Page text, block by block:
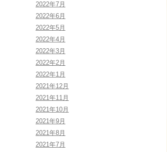
2022年7月
2022年6月
2022年5月
2022年4月
2022年3月
2022年2月
2022年1月
2021年12月
2021年11月
2021年10月
2021年9月
2021年8月
2021年7月